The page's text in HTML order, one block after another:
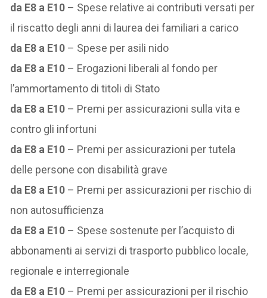
da E8 a E10 – Spese relative ai contributi versati per
il riscatto degli anni di laurea dei familiari a carico
da E8 a E10 – Spese per asili nido
da E8 a E10 – Erogazioni liberali al fondo per
l’ammortamento di titoli di Stato
da E8 a E10 – Premi per assicurazioni sulla vita e
contro gli infortuni
da E8 a E10 – Premi per assicurazioni per tutela
delle persone con disabilità grave
da E8 a E10 – Premi per assicurazioni per rischio di
non autosufficienza
da E8 a E10 – Spese sostenute per l’acquisto di
abbonamenti ai servizi di trasporto pubblico locale,
regionale e interregionale
da E8 a E10 – Premi per assicurazioni per il rischio